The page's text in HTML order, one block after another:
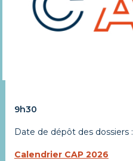
9h30
Date de dépôt des dossiers :
Calendrier CAP 2026